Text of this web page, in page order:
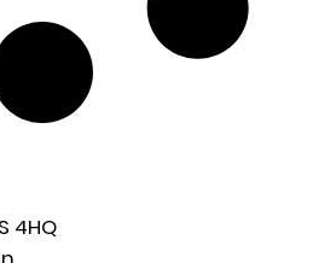
4HQ